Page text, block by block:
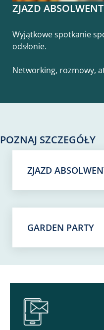
ZJAZD
Wyjątkowe spotkanie
odsłonie.
Networking, rozmowy,
POZNAJ SZCZEGÓŁY
ZJAZD
GARDEN PARTY